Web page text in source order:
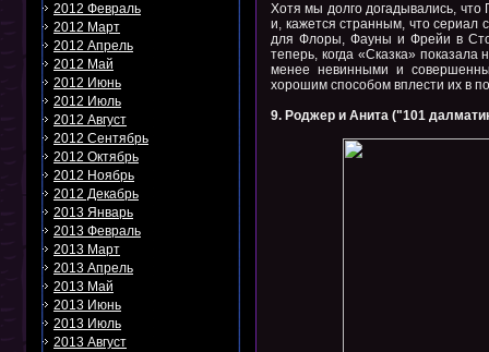
2012 Февраль
2012 Март
2012 Апрель
2012 Май
2012 Июнь
2012 Июль
2012 Август
2012 Сентябрь
2012 Октябрь
2012 Ноябрь
2012 Декабрь
2013 Январь
2013 Февраль
2013 Март
2013 Апрель
2013 Май
2013 Июнь
2013 Июль
2013 Август
Хотя мы долго догадывались, что
и, кажется странным, что сериал
для Флоры, Фауны и Фрейи в
теперь, когда «Сказка»
менее невинными и
хорошим способом вплести их в
9. Роджер и Анита ("101